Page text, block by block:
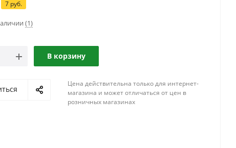
7 руб.
(1)
В корзину
Цена действительна только для интернет-
магазина и может отличаться от цен в
розничных магазинах